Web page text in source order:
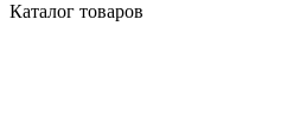
Каталог товаров